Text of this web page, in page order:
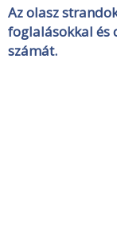
Az olasz
foglalásokkal és
számát.